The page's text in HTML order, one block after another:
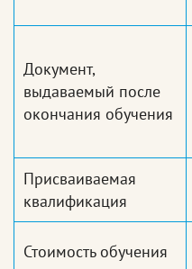
Документ,
выдаваемый после
окончания обучения
Присваиваемая
квалификация
Стоимость обучения